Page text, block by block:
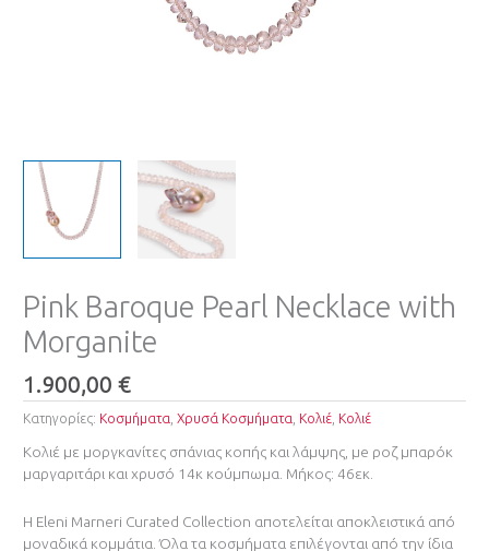
Pink Baroque Pearl Necklace with
Morganite
1.900,00€
Κατηγορίες: Κοσμήματα ,Χρυσά Κοσμήματα Κολιέ Κολιέ
Κολιέ με μοργκανίτες σπάνιας κοπής και λάμψης, μe ροζ μπαρόκ
μαργαριτάρι και χρυσό 14κ κούμπωμα. Mήκος: 46εκ.
Η Eleni Marneri Curated Collection αποτελείται αποκλειστικά από
μοναδικά κομμάτια. Όλα τα κοσμήματα επιλέγονται από την ίδια